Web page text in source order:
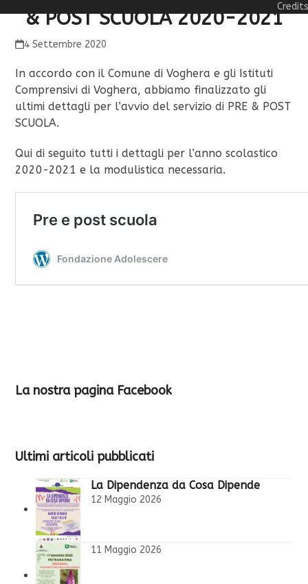
& POST SCUOLA 2020-2021
4 Settembre 2020
In accordo con il Comune di Voghera e gli Istituti
Comprensivi di Voghera, abbiamo finalizzato gli
ultimi dettagli per l’avvio del servizio di PRE & POST
SCUOLA.
Qui di seguito tutti i dettagli per l’anno scolastico
2020-2021 e la modulistica necessaria.
La nostra pagina Facebook
Ultimi articoli pubblicati
La Dipendenza da Cosa Dipende
12 Maggio 2026
11 Maggio 2026
Credits